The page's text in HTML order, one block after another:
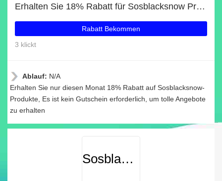
Erhalten Sie 18% Rabatt für Sosblacksnow Produkte
Rabatt Bekommen
3 klickt
Ablauf: N/A
Erhalten Sie nur diesen Monat 18% Rabatt auf Sosblacksnow-
Produkte, Es ist kein Gutschein erforderlich, um tolle Angebote
zu erhalten
Sosblacksnow